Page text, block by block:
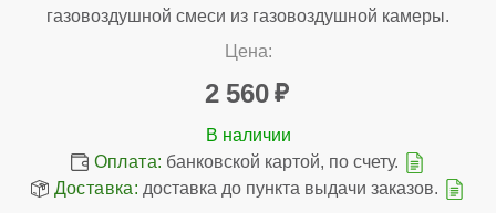
газовоздушной смеси из газовоздушной камеры.
Цена:
2 560
Оплата: банковской картой, по счету.
Доставка: доставка до пункта выдачи заказов.